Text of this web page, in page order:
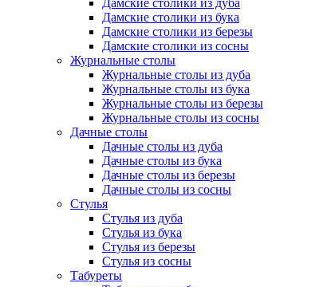
Дамские столики из дуба
Дамские столики из бука
Дамские столики из березы
Дамские столики из сосны
Журнальные столы
Журнальные столы из дуба
Журнальные столы из бука
Журнальные столы из березы
Журнальные столы из сосны
Дачные столы
Дачные столы из дуба
Дачные столы из бука
Дачные столы из березы
Дачные столы из сосны
Стулья
Стулья из дуба
Стулья из бука
Стулья из березы
Стулья из сосны
Табуреты